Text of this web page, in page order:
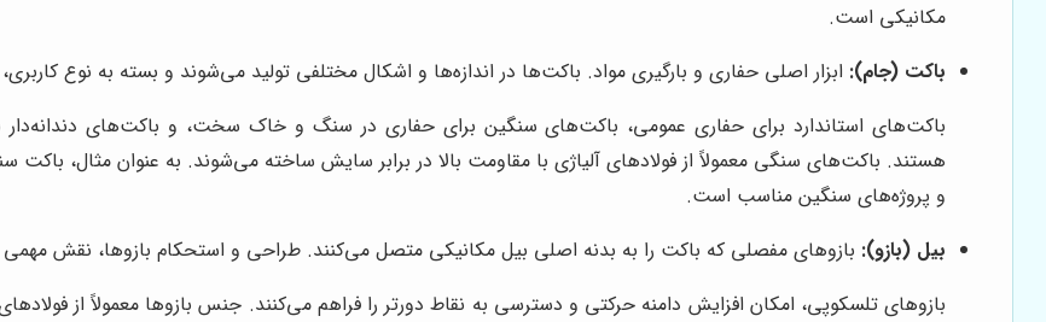
مکانیکی است.
باکت (جام): ابزار اصلی حفاری و بارگیری مواد. باکت‌ها در اندازه‌ها و اشکال مختلفی تولید می‌شوند و بسته به نوع
باکت‌های استاندارد برای حفاری عمومی، باکت‌های سنگین برای حفاری در سنگ و خاک سخت، و باکت‌های دندانه‌دار
و پروژه‌های سنگین مناسب است.
بیل (بازو): بازوهای مفصلی که باکت را به بدنه اصلی بیل مکانیکی متصل می‌کنند. طراحی و استحکام بازوها، نقش